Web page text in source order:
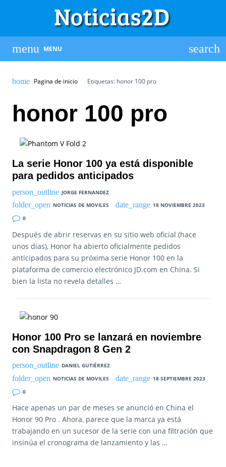
MENU
Pagina de inicio Etiquetas: honor 100 pro
honor 100 pro
La serie Honor 100 ya está disponible
para pedidos anticipados
JORGE FERNANDEZ
NOTICIAS DE MOVILES
18 NOVIEMBRE 2023
0
Después de abrir reservas en su sitio web oficial (hace
unos días), Honor ha abierto oficialmente pedidos
anticipados para su próxima serie Honor 100 en la
plataforma de comercio electrónico JD.com en China. Si
bien la lista no revela detalles …
Honor 100 Pro se lanzará en noviembre
con Snapdragon 8 Gen 2
DANIEL GUTIÉRREZ
NOTICIAS DE MOVILES
18 SEPTIEMBRE 2023
0
Hace apenas un par de meses se anunció en China el
Honor 90 Pro . Ahora, parece que la marca ya está
trabajando en un sucesor de la serie con una filtración que
insinúa el cronograma de lanzamiento y las …